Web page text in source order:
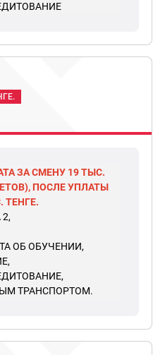
ЗА СМЕНУ 19 ТЫС.
ПОСЛЕ УПЛАТЫ
ТЕНГЕ.
ОБ ОБУЧЕНИИ,
ТРАНСПОРТОМ.